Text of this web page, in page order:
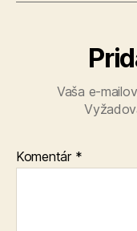
Vaša e-
Komentár *